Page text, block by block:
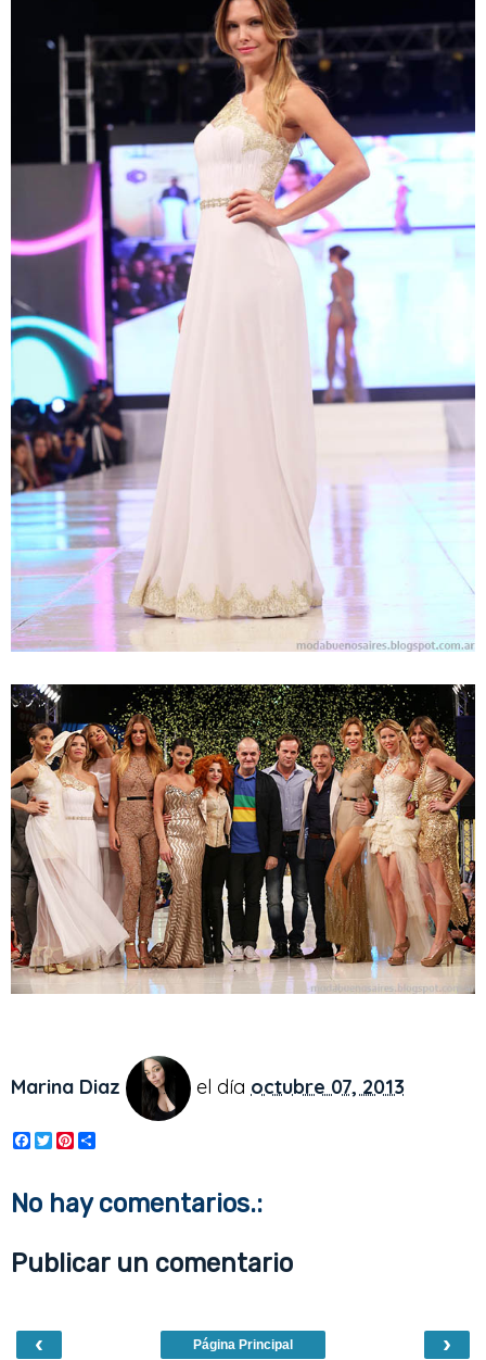
Marina Diaz el día octubre 07, 2013
F
a
e
b
k
T
w
t
t
P
t
e
s
t
r
e
No hay comentarios.:
Publicar un comentario
‹ ›
Página Principal